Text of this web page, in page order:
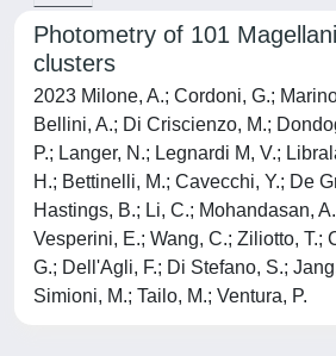
Photometry of 101
clusters
2023 Milone, A.; Cordoni, G.;
Bellini, A.; Di Criscienzo, M.;
P.; Langer, N.; Legnardi M, V.;
H.; Bettinelli, M.; Cavecchi, Y.; De
Hastings, B.; Li, C.; Mohandasan,
Vesperini, E.; Wang, C.; Ziliotto, T.;
G.; Dell'Agli, F.; Di Stefano, S.;
Simioni, M.; Tailo, M.; Ventura, P.